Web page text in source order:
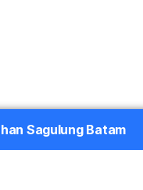
Sagulung Batam